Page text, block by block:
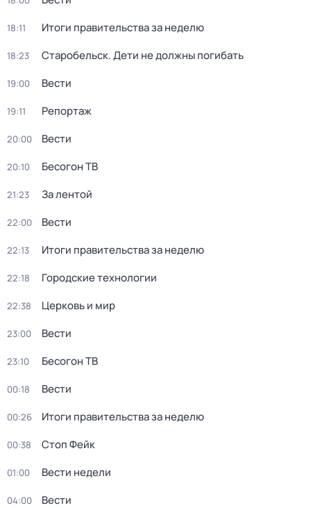
18:11 Итоги правительства за неделю
18:23 Старобельск. Дети не должны погибать
19:00 Вести
19:11 Репортаж
20:00 Вести
20:10 Бесогон ТВ
21:23 За лентой
22:00 Вести
22:13 Итоги правительства за неделю
22:18 Городские технологии
22:38 Церковь и мир
23:00 Вести
23:10 Бесогон ТВ
00:18 Вести
00:26 Итоги правительства за неделю
00:38 Стоп Фейк
01:00 Вести недели
04:00 Вести